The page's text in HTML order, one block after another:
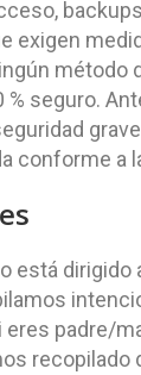
exigen
método
% seguro.
conforme a
está dirigido
eres padre/
recopilado